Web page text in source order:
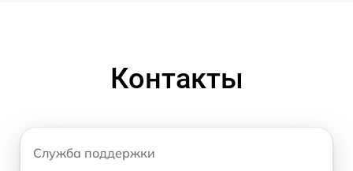
Контакты
Служба поддержки